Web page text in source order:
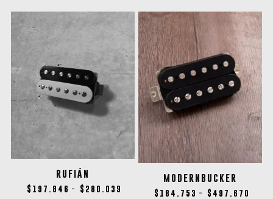
RUFIÁN
$ 197.846 - $ 280.039
MODERNBUCKER
$ 184.753 - $ 497.670